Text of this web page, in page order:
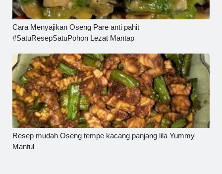
Cara Menyajikan Oseng Pare anti pahit
#SatuResepSatuPohon Lezat Mantap
Resep mudah Oseng tempe kacang panjang lila Yummy
Mantul